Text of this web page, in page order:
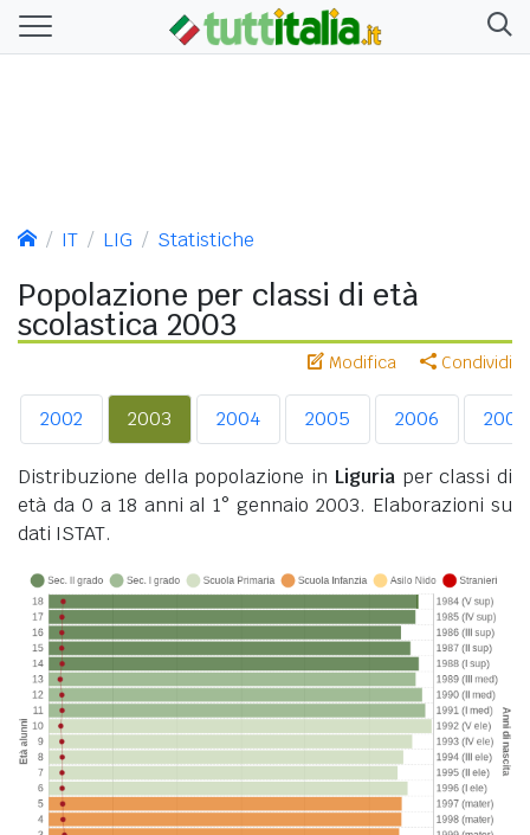
IT LIG Statistiche
Popolazione per classi di età
scolastica 2003
Modifica Condividi
2002 2003 2004 2005 2006 2007
Distribuzione della popolazione in Liguriaper classi di
età da 0 a 18 anni al 1° gennaio 2003. Elaborazioni su
dati ISTAT.